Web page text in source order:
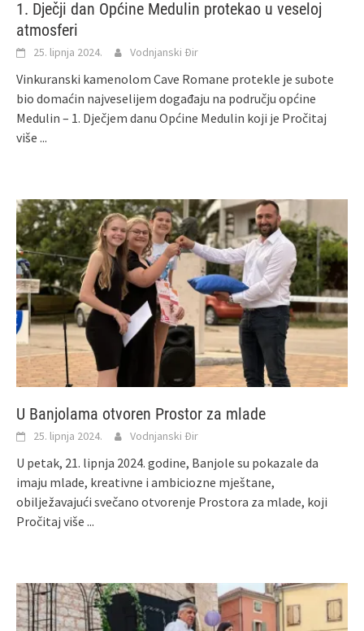
1. Dječji dan Općine Medulin protekao u veseloj
atmosferi
25. lipnja 2024. Vodnjanski Đir
Vinkuranski kamenolom Cave Romane protekle je subote
bio domaćin najveselijem događaju na području općine
Medulin – 1. Dječjem danu Općine Medulin koji je Pročitaj
više ...
U Banjolama otvoren Prostor za mlade
25. lipnja 2024. Vodnjanski Đir
U petak, 21. lipnja 2024. godine, Banjole su pokazale da
imaju mlade, kreativne i ambiciozne mještane,
obilježavajući svečano otvorenje Prostora za mlade, koji
Pročitaj više ...